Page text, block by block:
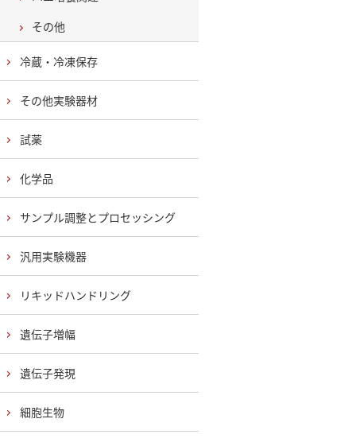
その他
冷蔵・冷凍保存
その他実験器材
試薬
化学品
サンプル調整とプロセッシング
汎用実験機器
リキッドハンドリング
遺伝子増幅
遺伝子発現
細胞生物